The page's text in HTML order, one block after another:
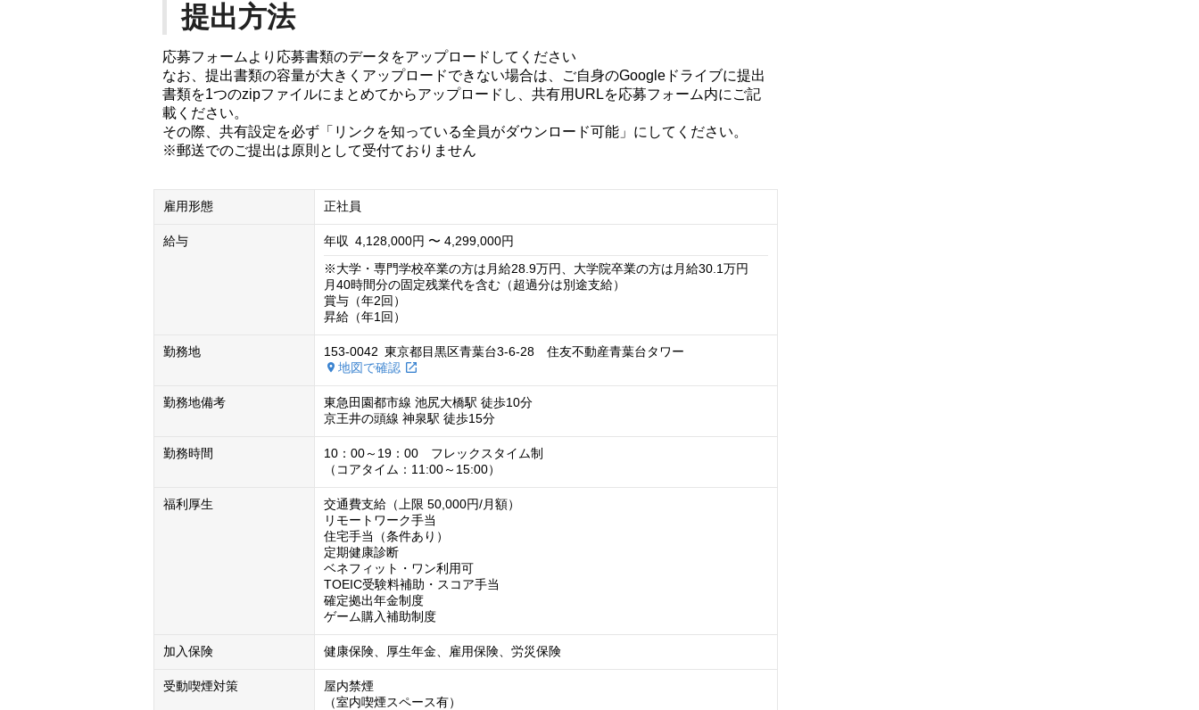
提出方法
応募フォームより応募書類のデータをアップロードしてください
なお、提出書類の容量が大きくアップロードできない場合は、ご自身のGoogleドライブに提出
書類を1つのzipファイルにまとめてからアップロードし、共有用URLを応募フォーム内にご記
載ください。
その際、共有設定を必ず「リンクを知っている全員がダウンロード可能」にしてください。
※郵送でのご提出は原則として受付ておりません
雇用形態 正社員
給与 年収 4,128,000円 〜 4,299,000円
※大学・専門学校卒業の方は月給28.9万円、大学院卒業の方は月給30.1万円
月40時間分の固定残業代を含む（超過分は別途支給）
賞与（年2回）
昇給（年1回）
勤務地 153-0042 東京都目黒区青葉台3-6-28　住友不動産青葉台タワー
地図で確認
勤務地備考
東急田園都市線 池尻大橋駅 徒歩10分
京王井の頭線 神泉駅 徒歩15分
勤務時間
10：00～19：00　フレックスタイム制
（コアタイム：11:00～15:00）
福利厚生
交通費支給（上限 50,000円/月額）
リモートワーク手当
住宅手当（条件あり）
定期健康診断
ベネフィット・ワン利用可
TOEIC受験料補助・スコア手当
確定拠出年金制度
ゲーム購入補助制度
加入保険 健康保険、厚生年金、雇用保険、労災保険
受動喫煙対策
屋内禁煙
（室内喫煙スペース有）